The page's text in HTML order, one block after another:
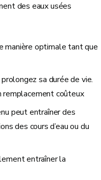
des eaux usées
manière optimale tant que
sa durée de vie.
remplacement coûteux
peut entraîner des
des cours d’eau ou du
entraîner la